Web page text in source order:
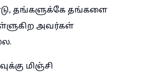
தங்களுக்கே தங்களை
அவர்கள்
மிஞ்சி